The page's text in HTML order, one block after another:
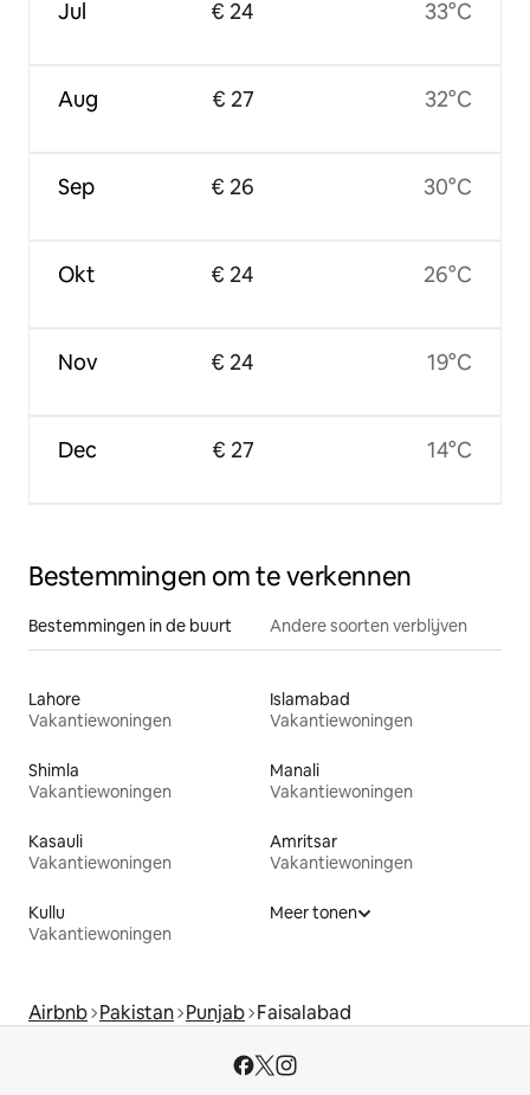
Jul
Aug
Sep
Okt
Nov
Dec
€ 24
€ 27
€ 26
€ 24
€ 24
€ 27
33°C
32°C
30°C
26°C
19°C
14°C
Bestemmingen om te verkennen
Bestemmingen in de buurt Andere soorten verblijven
Lahore
Vakantiewoningen
Islamabad
Vakantiewoningen
Shimla
Vakantiewoningen
Manali
Vakantiewoningen
Kasauli
Vakantiewoningen
Amritsar
Vakantiewoningen
Kullu
Vakantiewoningen
Meer tonen
Airbnb Pakistan Punjab Faisalabad